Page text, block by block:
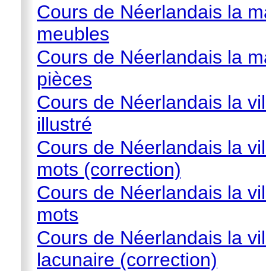
Cours de Néerlandais la
meubles
Cours de Néerlandais la
pièces
Cours de Néerlandais la
illustré
Cours de Néerlandais la
mots (correction)
Cours de Néerlandais la
mots
Cours de Néerlandais la
lacunaire (correction)